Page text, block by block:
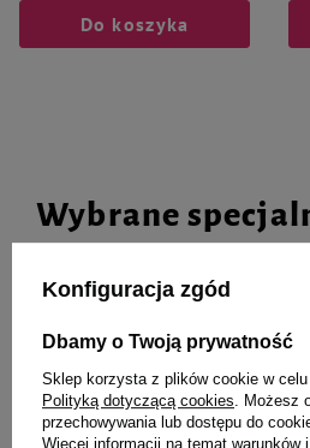
Do koszyka
Wybrane
Mokra karma dla psów małych
ras Dolina Noteci Premium z
królikiem, fasolką i ryżem
saszetka 100 g
Konfiguracja zgód
Dbamy o Twoją prywatność
Sklep korzysta z plików cookie w celu
Polityką dotyczącą cookies. Możesz
przechowywania lub dostępu do
Więcej informacji na temat warunków